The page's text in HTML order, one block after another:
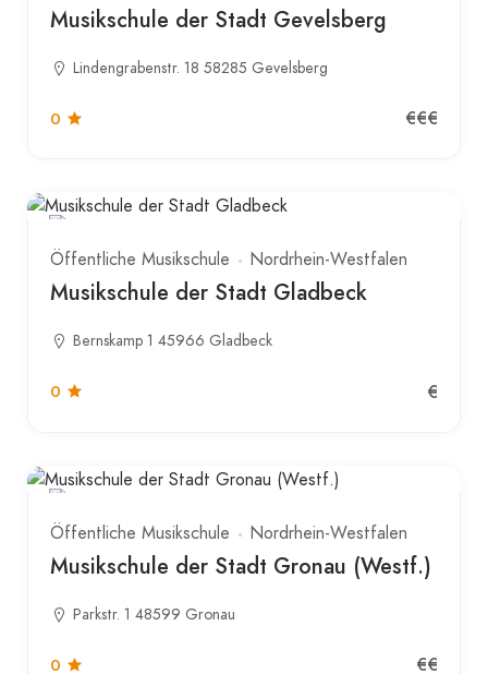
Musikschule der Stadt Gevelsberg
Lindengrabenstr. 18 58285 Gevelsberg
0 €€€
Öffentliche Musikschule Nordrhein-Westfalen
Musikschule der Stadt Gladbeck
Bernskamp 1 45966 Gladbeck
0 €
Öffentliche Musikschule Nordrhein-Westfalen
Musikschule der Stadt Gronau (Westf.)
Parkstr. 1 48599 Gronau
0 €€